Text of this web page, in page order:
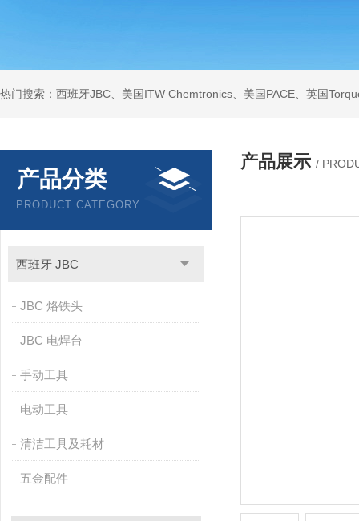
产品分类
PRODUCT CATEGORY
西班牙 JBC
JBC 烙铁头
JBC 电焊台
手动工具
电动工具
清洁工具及耗材
五金配件
产品展示 /